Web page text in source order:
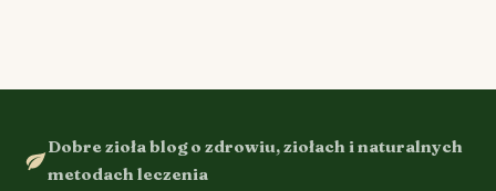
Dobre zioła blog o zdrowiu, ziołach i naturalnych
metodach leczenia